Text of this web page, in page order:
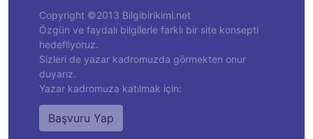
Copyright ©2013 Bilgibirikimi.net
Özgün ve faydalı bilgilerle farklı bir site konsepti
hedefliyoruz.
Sizleri de yazar kadromuzda görmekten onur
duyarız.
Yazar kadromuza katılmak için:
Başvuru Yap